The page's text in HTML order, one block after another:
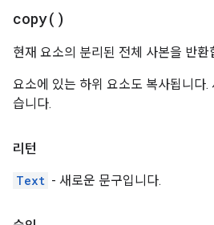
copy( )
현재 요소의 분리된 전체 사본을 반환
요소에 있는 하위 요소도 복사됩니다.
습니다.
리턴
Text - 새로운 문구입니다.